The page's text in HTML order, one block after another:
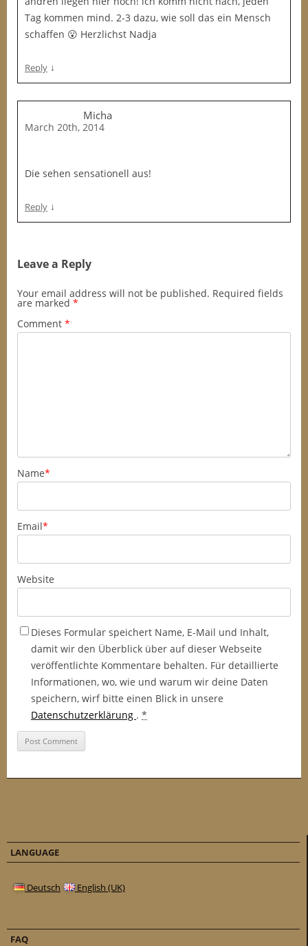
Tag kommen mind. 2-3 dazu, wie soll das ein Mensch
schaffen 😮 Herzlichst Nadja
Reply ↓
Micha
March 20th, 2014
Die sehen sensationell aus!
Reply ↓
Leave a Reply
Your email address will not be published. Required fields
are marked *
Comment *
Name*
Email*
Website
Dieses Formular speichert Name, E-Mail und Inhalt,
damit wir den Überblick über auf dieser Webseite
veröffentlichte Kommentare behalten. Für detaillierte
Informationen, wo, wie und warum wir deine Daten
speichern, wirf bitte einen Blick in unsere
Datenschutzerklärung . *
LANGUAGE
Deutsch English (UK)
FAQ